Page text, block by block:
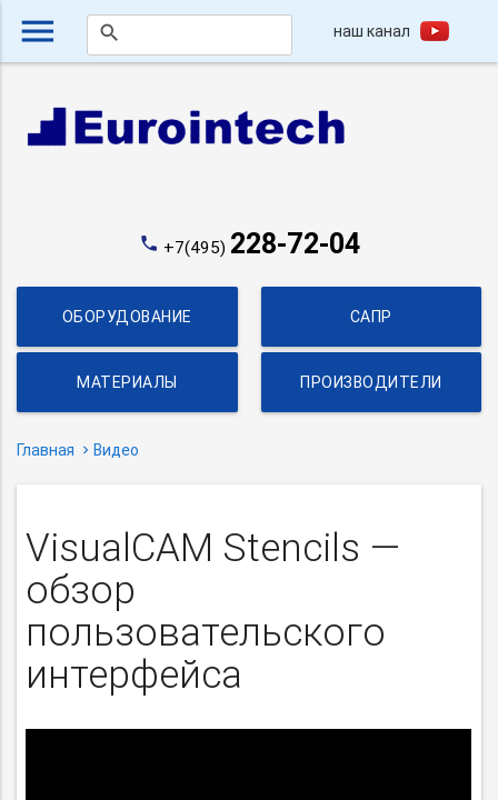
menu search наш канал
phone +7(495) 228-72-04
ОБОРУДОВАНИЕ САПР
МАТЕРИАЛЫ ПРОИЗВОДИТЕЛИ
Главная Видео
VisualCAM Stencils —
обзор
пользовательского
интерфейса